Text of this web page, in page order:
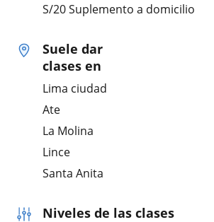
S/20 Suplemento a domicilio
Suele dar
clases en
Lima ciudad
Ate
La Molina
Lince
Santa Anita
Niveles de las clases